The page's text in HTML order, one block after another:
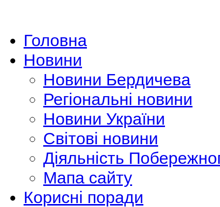
Головна
Новини
Новини Бердичева
Регіональні новини
Новини України
Світові новини
Діяльність
Мапа сайту
Корисні поради